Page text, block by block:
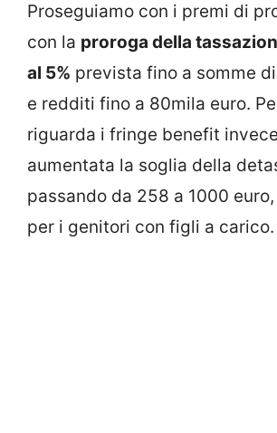
Proseguiamo con i premi di
con la proroga della
al 5% prevista fino a somme
e redditi fino a 80mila euro.
riguarda i fringe benefit
aumentata la soglia della
passando da 258 a 1000
per i genitori con figli a carico.